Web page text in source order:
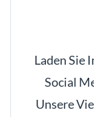
Laden Sie
Social
Unsere